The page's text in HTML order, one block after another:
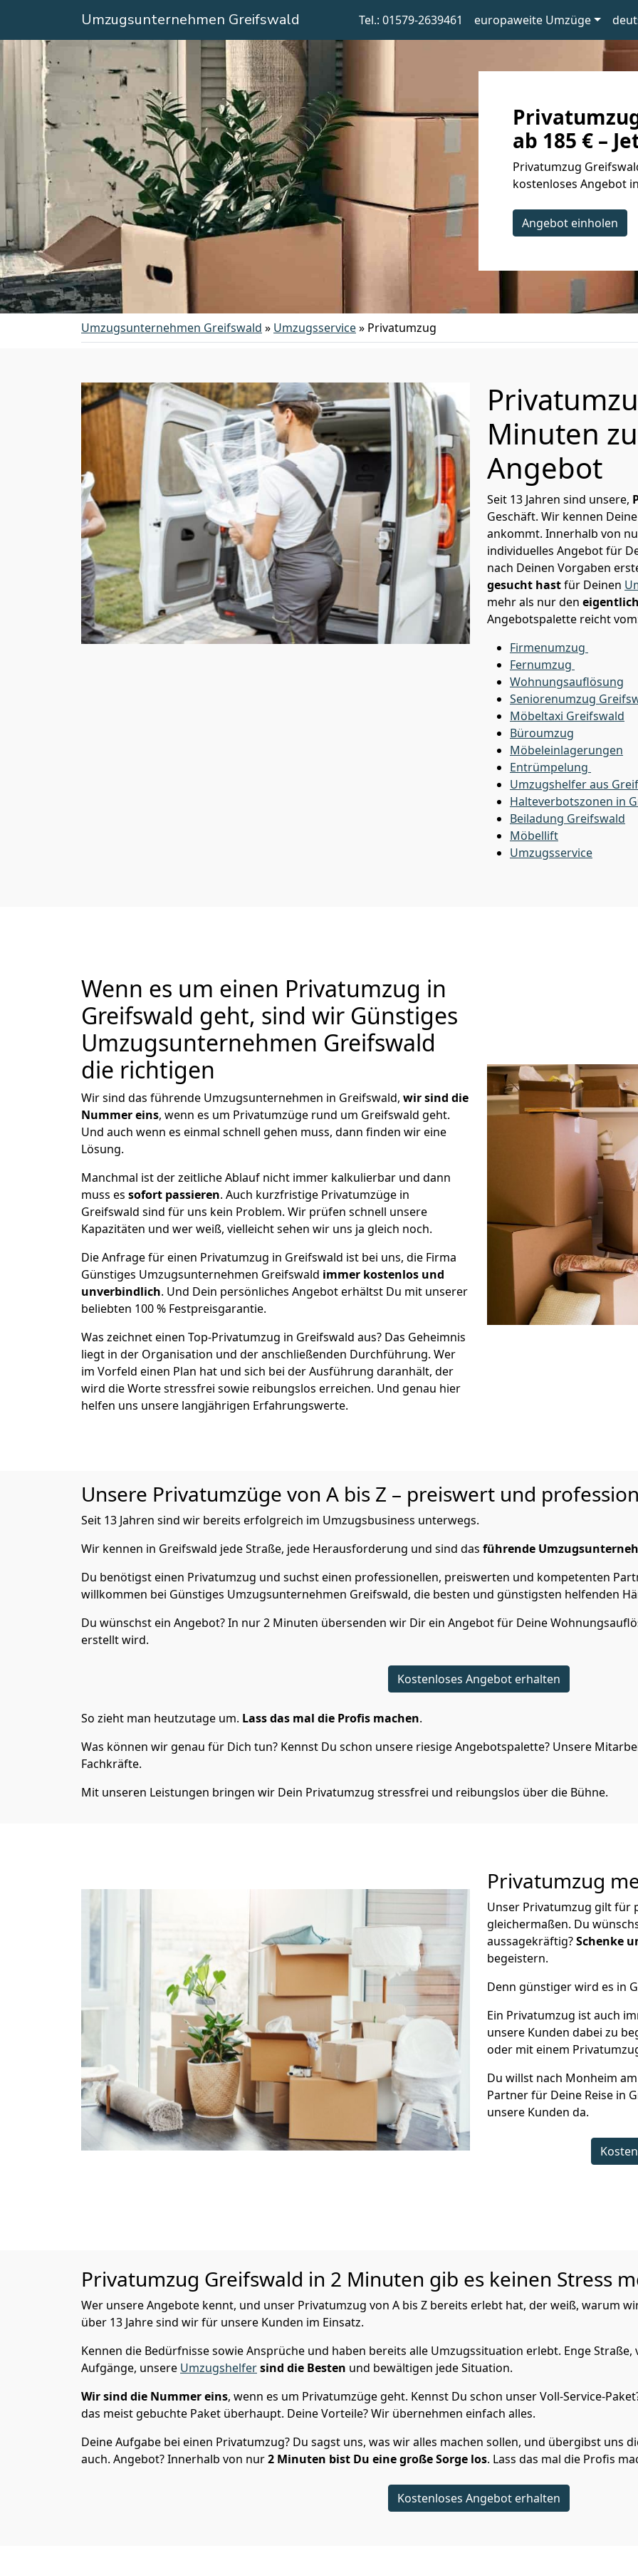
Umzugsunternehmen Greifswald Tel.: 01579-2639461 europaweite Umzüge
ab 185 € –
Privatumzug
kostenloses Angebot
Angebot einholen
Umzugsunternehmen Greifswald » Umzugsservice» Privatumzug
Minuten
Angebot
Seit 13 Jahren sind unsere,
Geschäft. Wir kennen
ankommt. Innerhalb von
individuelles Angebot für
nach Deinen Vorgaben
gesucht hastfür Deinen
mehr als nur den
Angebotspalette reicht
Firmenumzug
Fernumzug
Wohnungsauflösung
Seniorenumzug
Möbeltaxi Greifswald
Büroumzug
Möbeleinlagerungen
Entrümpelung
Umzugshelfer aus
Halteverbotszonen in
Beiladung Greifswald
Möbellift
Umzugsservice
Wenn es um einen Privatumzug in
Greifswald geht, sind wir Günstiges
Umzugsunternehmen Greifswald
die richtigen
Wir sind das führende Umzugsunternehmen in Greifswald, wir sind die
Nummer eins, wenn es um Privatumzüge rund um Greifswald geht.
Und auch wenn es einmal schnell gehen muss, dann finden wir eine
Lösung.
Manchmal ist der zeitliche Ablauf nicht immer kalkulierbar und dann
muss es sofort passieren. Auch kurzfristige Privatumzüge in
Greifswald sind für uns kein Problem. Wir prüfen schnell unsere
Kapazitäten und wer weiß, vielleicht sehen wir uns ja gleich noch.
Die Anfrage für einen Privatumzug in Greifswald ist bei uns, die Firma
Günstiges Umzugsunternehmen Greifswald immer kostenlos und
unverbindlich. Und Dein persönliches Angebot erhältst Du mit unserer
beliebten 100 % Festpreisgarantie.
Was zeichnet einen Top-Privatumzug in Greifswald aus? Das Geheimnis
liegt in der Organisation und der anschließenden Durchführung. Wer
im Vorfeld einen Plan hat und sich bei der Ausführung daranhält, der
wird die Worte stressfrei sowie reibungslos erreichen. Und genau hier
helfen uns unsere langjährigen Erfahrungswerte.
Unsere Privatumzüge von A bis Z – preiswert und
Seit 13 Jahren sind wir bereits erfolgreich im Umzugsbusiness unterwegs.
Wir kennen in Greifswald jede Straße, jede Herausforderung und sind das führende
Du benötigst einen Privatumzug und suchst einen professionellen, preiswerten und kompetenten
willkommen bei Günstiges Umzugsunternehmen Greifswald, die besten und günstigsten helfenden
Du wünschst ein Angebot? In nur 2 Minuten übersenden wir Dir ein Angebot für Deine
erstellt wird.
Kostenloses Angebot erhalten
So zieht man heutzutage um. Lass das mal die Profis machen.
Was können wir genau für Dich tun? Kennst Du schon unsere riesige Angebotspalette? Unsere
Fachkräfte.
Mit unseren Leistungen bringen wir Dein Privatumzug stressfrei und reibungslos über die Bühne.
Privatumzug
Unser Privatumzug gilt für
gleichermaßen. Du
aussagekräftig?Schenke
begeistern.
Denn günstiger wird es in
Ein Privatumzug ist auch
unsere Kunden dabei zu
oder mit einem
Du willst nach Monheim
Partner für Deine Reise in
unsere Kunden da.
Privatumzug Greifswald in 2 Minuten gib es keinen Stress
Wer unsere Angebote kennt, und unser Privatumzug von A bis Z bereits erlebt hat, der weiß, warum
über 13 Jahre sind wir für unsere Kunden im Einsatz.
Kennen die Bedürfnisse sowie Ansprüche und haben bereits alle Umzugssituation erlebt. Enge
Aufgänge, unsere Umzugshelfersind die Besten und bewältigen jede Situation.
Wir sind die Nummer eins, wenn es um Privatumzüge geht. Kennst Du schon unser Voll-Service-
das meist gebuchte Paket überhaupt. Deine Vorteile? Wir übernehmen einfach alles.
Deine Aufgabe bei einen Privatumzug? Du sagst uns, was wir alles machen sollen, und übergibst uns
auch. Angebot? Innerhalb von nur2 Minuten bist Du eine große Sorge los. Lass das mal die Profis
Kostenloses Angebot erhalten